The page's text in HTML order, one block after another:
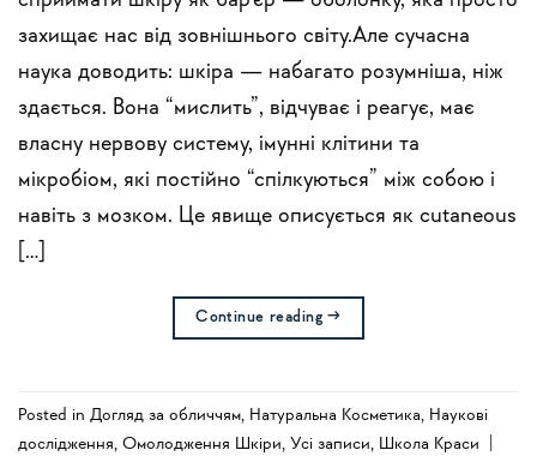
захищає нас від зовнішнього світу.Але сучасна
наука доводить: шкіра — набагато розумніша, ніж
здається. Вона “мислить”, відчуває і реагує, має
власну нервову систему, імунні клітини та
мікробіом, які постійно “спілкуються” між собою і
навіть з мозком. Це явище описується як cutaneous
[…]
Continue reading→
Posted in Догляд за обличчям, Натуральна Косметика, Наукові
дослідження, Омолодження Шкіри, Усi записи, Школа Краси